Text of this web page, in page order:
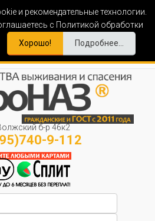
и рекомендательные технологии.
с Политикой обработки
Хорошо! Подробнее...
б-р 46к2
9-112